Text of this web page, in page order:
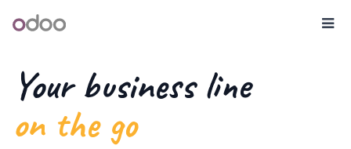
Odoo
Your business line
on the go